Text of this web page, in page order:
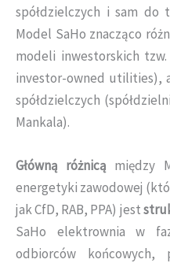
spółdzielczych i sam do
Model SaHo znacząco
modeli inwestorskich
investor-owned utilities),
spółdzielczych
Mankala).
Główną różnicą między
energetyki zawodowej
jak CfD, RAB, PPA) jest
SaHo elektrownia w
odbiorców